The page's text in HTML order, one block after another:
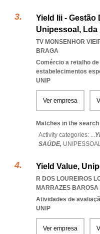
Yield Iii - Gestão
Unipessoal, Lda
TV MONSENHOR
BRAGA
Comércio a retalho
estabelecimentos
UNIP
Ver empresa
Matches in the
Activity categories: ...
SAÚDE,
Yield Value,
R DOS LOUREIROS
MARRAZES BAROSA
Atividades de
UNIP
Ver empresa